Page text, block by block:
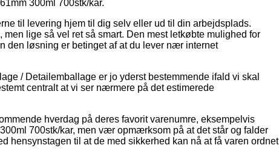
300ml 700stk/kar.
til levering hjem til dig selv eller ud til din arbejdsplads.
lige så vel ret så smart. Den mest letkøbte mulighed for
den løsning er betinget af at du lever nær internet
/ Detailemballage er jo yderst bestemmende ifald vi skal
centralt at vi ser nærmere på det estimerede
hverdag på deres favorit varenumre, eksempelvis
700stk/kar, men vær opmærksom på at det står og falder
hensynstagen til at de med sikkerhed kan nå at få varen ordnet